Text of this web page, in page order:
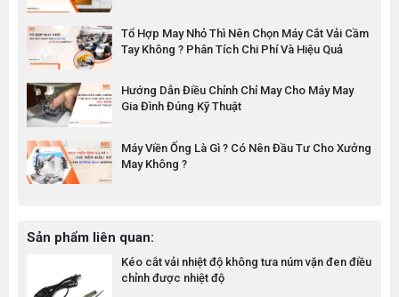
Tổ Hợp May Nhỏ Thì Nên Chọn Máy Cắt Vải Cầm
Tay Không ? Phân Tích Chi Phí Và Hiệu Quả
Hướng Dẫn Điều Chỉnh Chỉ May Cho Máy May
Gia Đình Đúng Kỹ Thuật
Máy Viền Ống Là Gì ? Có Nên Đầu Tư Cho Xưởng
May Không ?
Sản phẩm liên quan:
Kéo cắt vải nhiệt độ không tưa núm vặn đen điều
chỉnh được nhiệt độ